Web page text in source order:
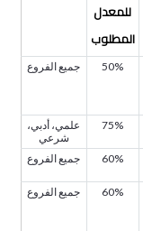
للمعدل
المطلوب
50% جميع الفروع
75%
علمي، أدبي،
شرعي
60% جميع الفروع
60% جميع الفروع